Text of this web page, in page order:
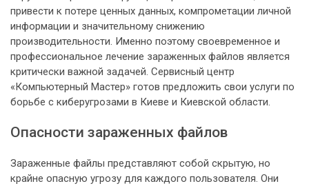
привести к потере ценных данных, компрометации личной
информации и значительному снижению
производительности. Именно поэтому своевременное и
профессиональное лечение зараженных файлов является
критически важной задачей. Сервисный центр
«Компьютерный Мастер» готов предложить свои услуги по
борьбе с киберугрозами в Киеве и Киевской области.
Опасности зараженных файлов
Зараженные файлы представляют собой скрытую, но
крайне опасную угрозу для каждого пользователя. Они